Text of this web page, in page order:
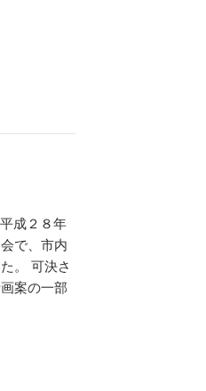
成２８年
で、市内
。 可決さ
案の一部